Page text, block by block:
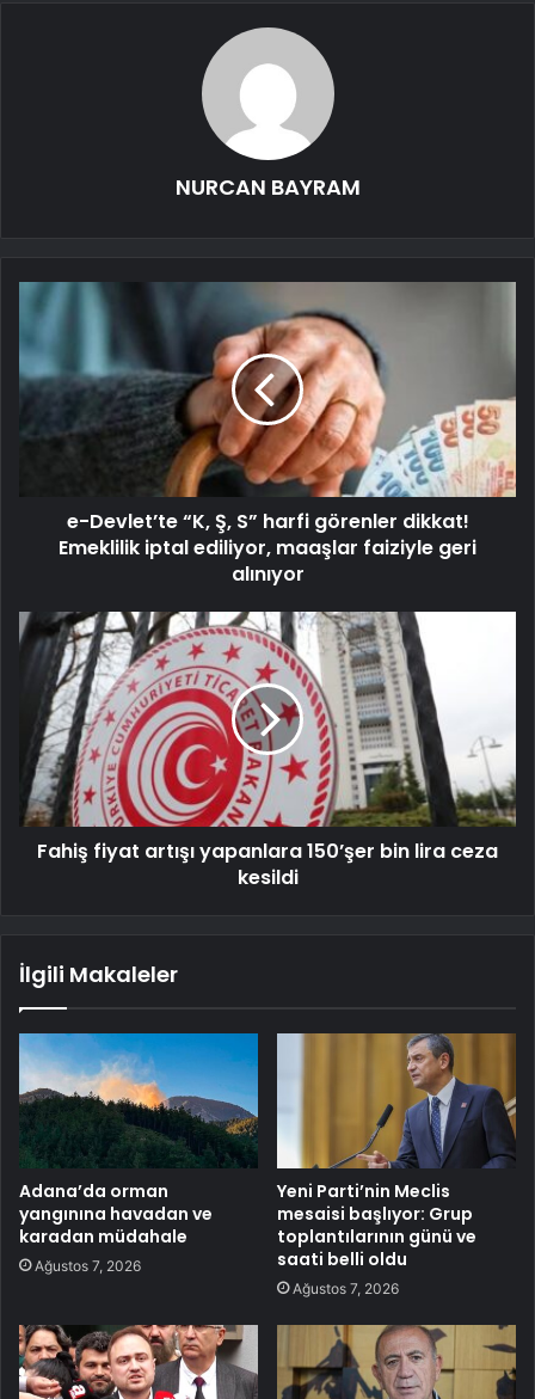
NURCAN BAYRAM
e-Devlet’te “K, Ş, S” harfi görenler dikkat!
Emeklilik iptal ediliyor, maaşlar faiziyle geri
alınıyor
Fahiş fiyat artışı yapanlara 150’şer bin lira ceza
kesildi
İlgili Makaleler
Adana’da orman
yangınına havadan ve
karadan müdahale
Ağustos 7, 2026
Yeni Parti’nin Meclis
mesaisi başlıyor: Grup
toplantılarının günü ve
saati belli oldu
Ağustos 7, 2026